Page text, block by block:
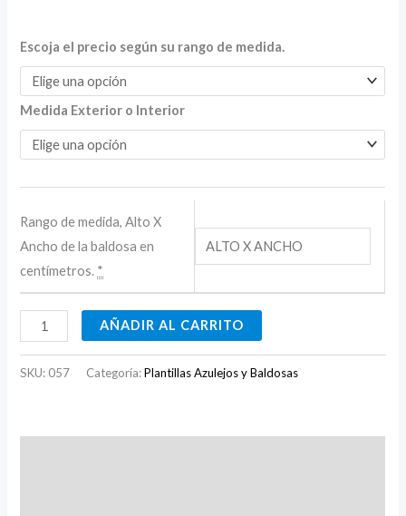
Escoja el precio según su rango de medida.
Medida Exterior o Interior
Rango de medida, Alto X
Ancho de la baldosa en
centímetros. *
AÑADIR AL CARRITO
SKU: 057 Categoría:Plantillas Azulejos y Baldosas